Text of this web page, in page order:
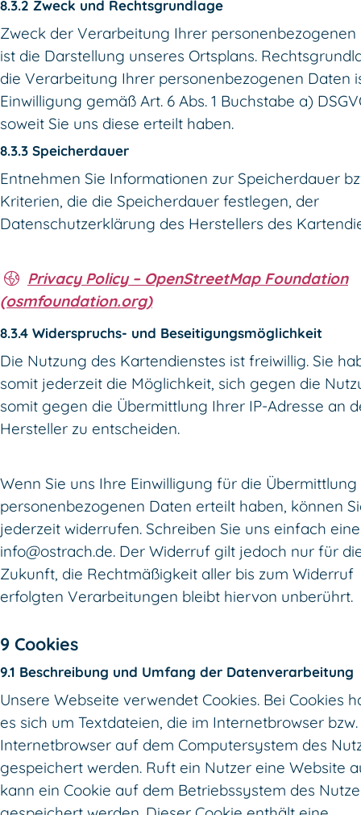
8.3.2 Zweck und Rechtsgrundlage
Zweck der Verarbeitung Ihrer personenbezogenen
ist die Darstellung unseres Ortsplans.
die Verarbeitung Ihrer personenbezogenen Daten
Einwilligung gemäß Art. 6 Abs. 1 Buchstabe a)
soweit Sie uns diese erteilt haben.
8.3.3 Speicherdauer
Entnehmen Sie Informationen zur Speicherdauer
Kriterien, die die Speicherdauer festlegen, der
Datenschutzerklärung des Herstellers des
Privacy Policy – OpenStreetMap Foundation
(osmfoundation.org)
8.3.4 Widerspruchs- und Beseitigungsmöglichkeit
Die Nutzung des Kartendienstes ist freiwillig. Sie
somit jederzeit die Möglichkeit, sich gegen die
somit gegen die Übermittlung Ihrer IP-Adresse an
Hersteller zu entscheiden.
Wenn Sie uns Ihre Einwilligung für die
personenbezogenen Daten erteilt haben, können
jederzeit widerrufen. Schreiben Sie uns einfach
info@ostrach.de. Der Widerruf gilt jedoch nur für
Zukunft, die Rechtmäßigkeit aller bis zum Widerruf
erfolgten Verarbeitungen bleibt hiervon unberührt.
9 Cookies
9.1 Beschreibung und Umfang der Datenverarbeitung
Unsere Webseite verwendet Cookies. Bei Cookies
es sich um Textdateien, die im Internetbrowser
Internetbrowser auf dem Computersystem des
gespeichert werden. Ruft ein Nutzer eine Website
kann ein Cookie auf dem Betriebssystem des